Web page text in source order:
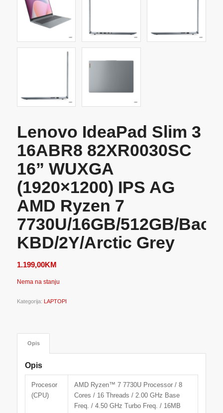
Lenovo IdeaPad Slim 3
16ABR8 82XR0030SC
16” WUXGA
(1920×1200) IPS AG
AMD Ryzen 7
7730U/16GB/512GB/
KBD/2Y/Arctic Grey
1.199,00KM
Nema na stanju
Kategorija: LAPTOPI
Opis
Opis
Procesor
(CPU)
AMD Ryzen™ 7 7730U Processor / 8
Cores / 16 Threads / 2.00 GHz Base
Freq. / 4.50 GHz Turbo Freq. / 16MB